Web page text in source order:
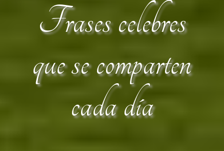
Frases celebres
que se comparten
cada día